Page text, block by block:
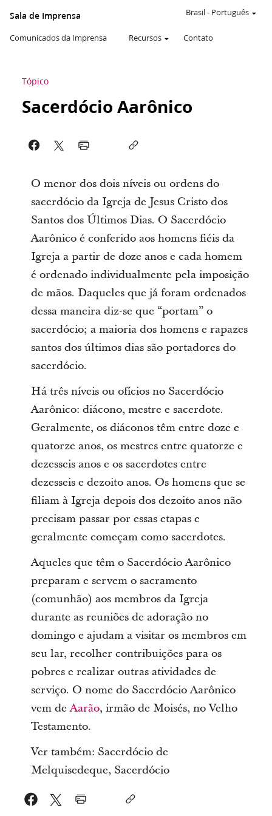
Sala de Imprensa
Comunicados da Imprensa Recursos Contato
Brasil- Português
Tópico
Sacerdócio Aarônico
O menor dos dois níveis ou ordens do
sacerdócio da Igreja de Jesus Cristo dos
Santos dos Últimos Dias. O Sacerdócio
Aarônico é conferido aos homens fiéis da
Igreja a partir de doze anos e cada homem
é ordenado individualmente pela imposição
de mãos. Daqueles que já foram ordenados
dessa maneira diz-se que “portam” o
sacerdócio; a maioria dos homens e rapazes
santos dos últimos dias são portadores do
sacerdócio.
Há três níveis ou ofícios no Sacerdócio
Aarônico: diácono, mestre e sacerdote.
Geralmente, os diáconos têm entre doze e
quatorze anos, os mestres entre quatorze e
dezesseis anos e os sacerdotes entre
dezesseis e dezoito anos. Os homens que se
filiam à Igreja depois dos dezoito anos não
precisam passar por essas etapas e
geralmente começam como sacerdotes.
Aqueles que têm o Sacerdócio Aarônico
preparam e servem o sacramento
(comunhão) aos membros da Igreja
durante as reuniões de adoração no
domingo e ajudam a visitar os membros em
seu lar, recolher contribuições para os
pobres e realizar outras atividades de
serviço. O nome do Sacerdócio Aarônico
vem deAarão, irmão de Moisés, no Velho
Testamento.
Ver também: Sacerdócio de
Melquisedeque, Sacerdócio